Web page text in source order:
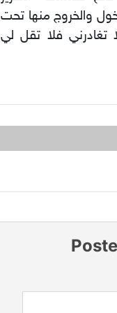
والخروج منها تحت
تغادرني فلا تقل لي